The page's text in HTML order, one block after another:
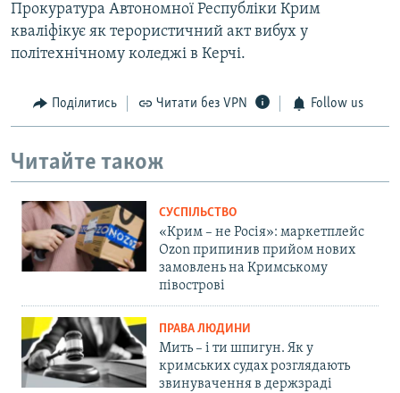
Прокуратура Автономної Республіки Крим
кваліфікує як терористичний акт вибух у
політехнічному коледжі в Керчі.
Поділитись Читати без VPN Follow us
Читайте також
СУСПІЛЬСТВО
«Крим – не Росія»: маркетплейс
Ozon припинив прийом нових
замовлень на Кримському
півострові
ПРАВА ЛЮДИНИ
Мить – і ти шпигун. Як у
кримських судах розглядають
звинувачення в держзраді